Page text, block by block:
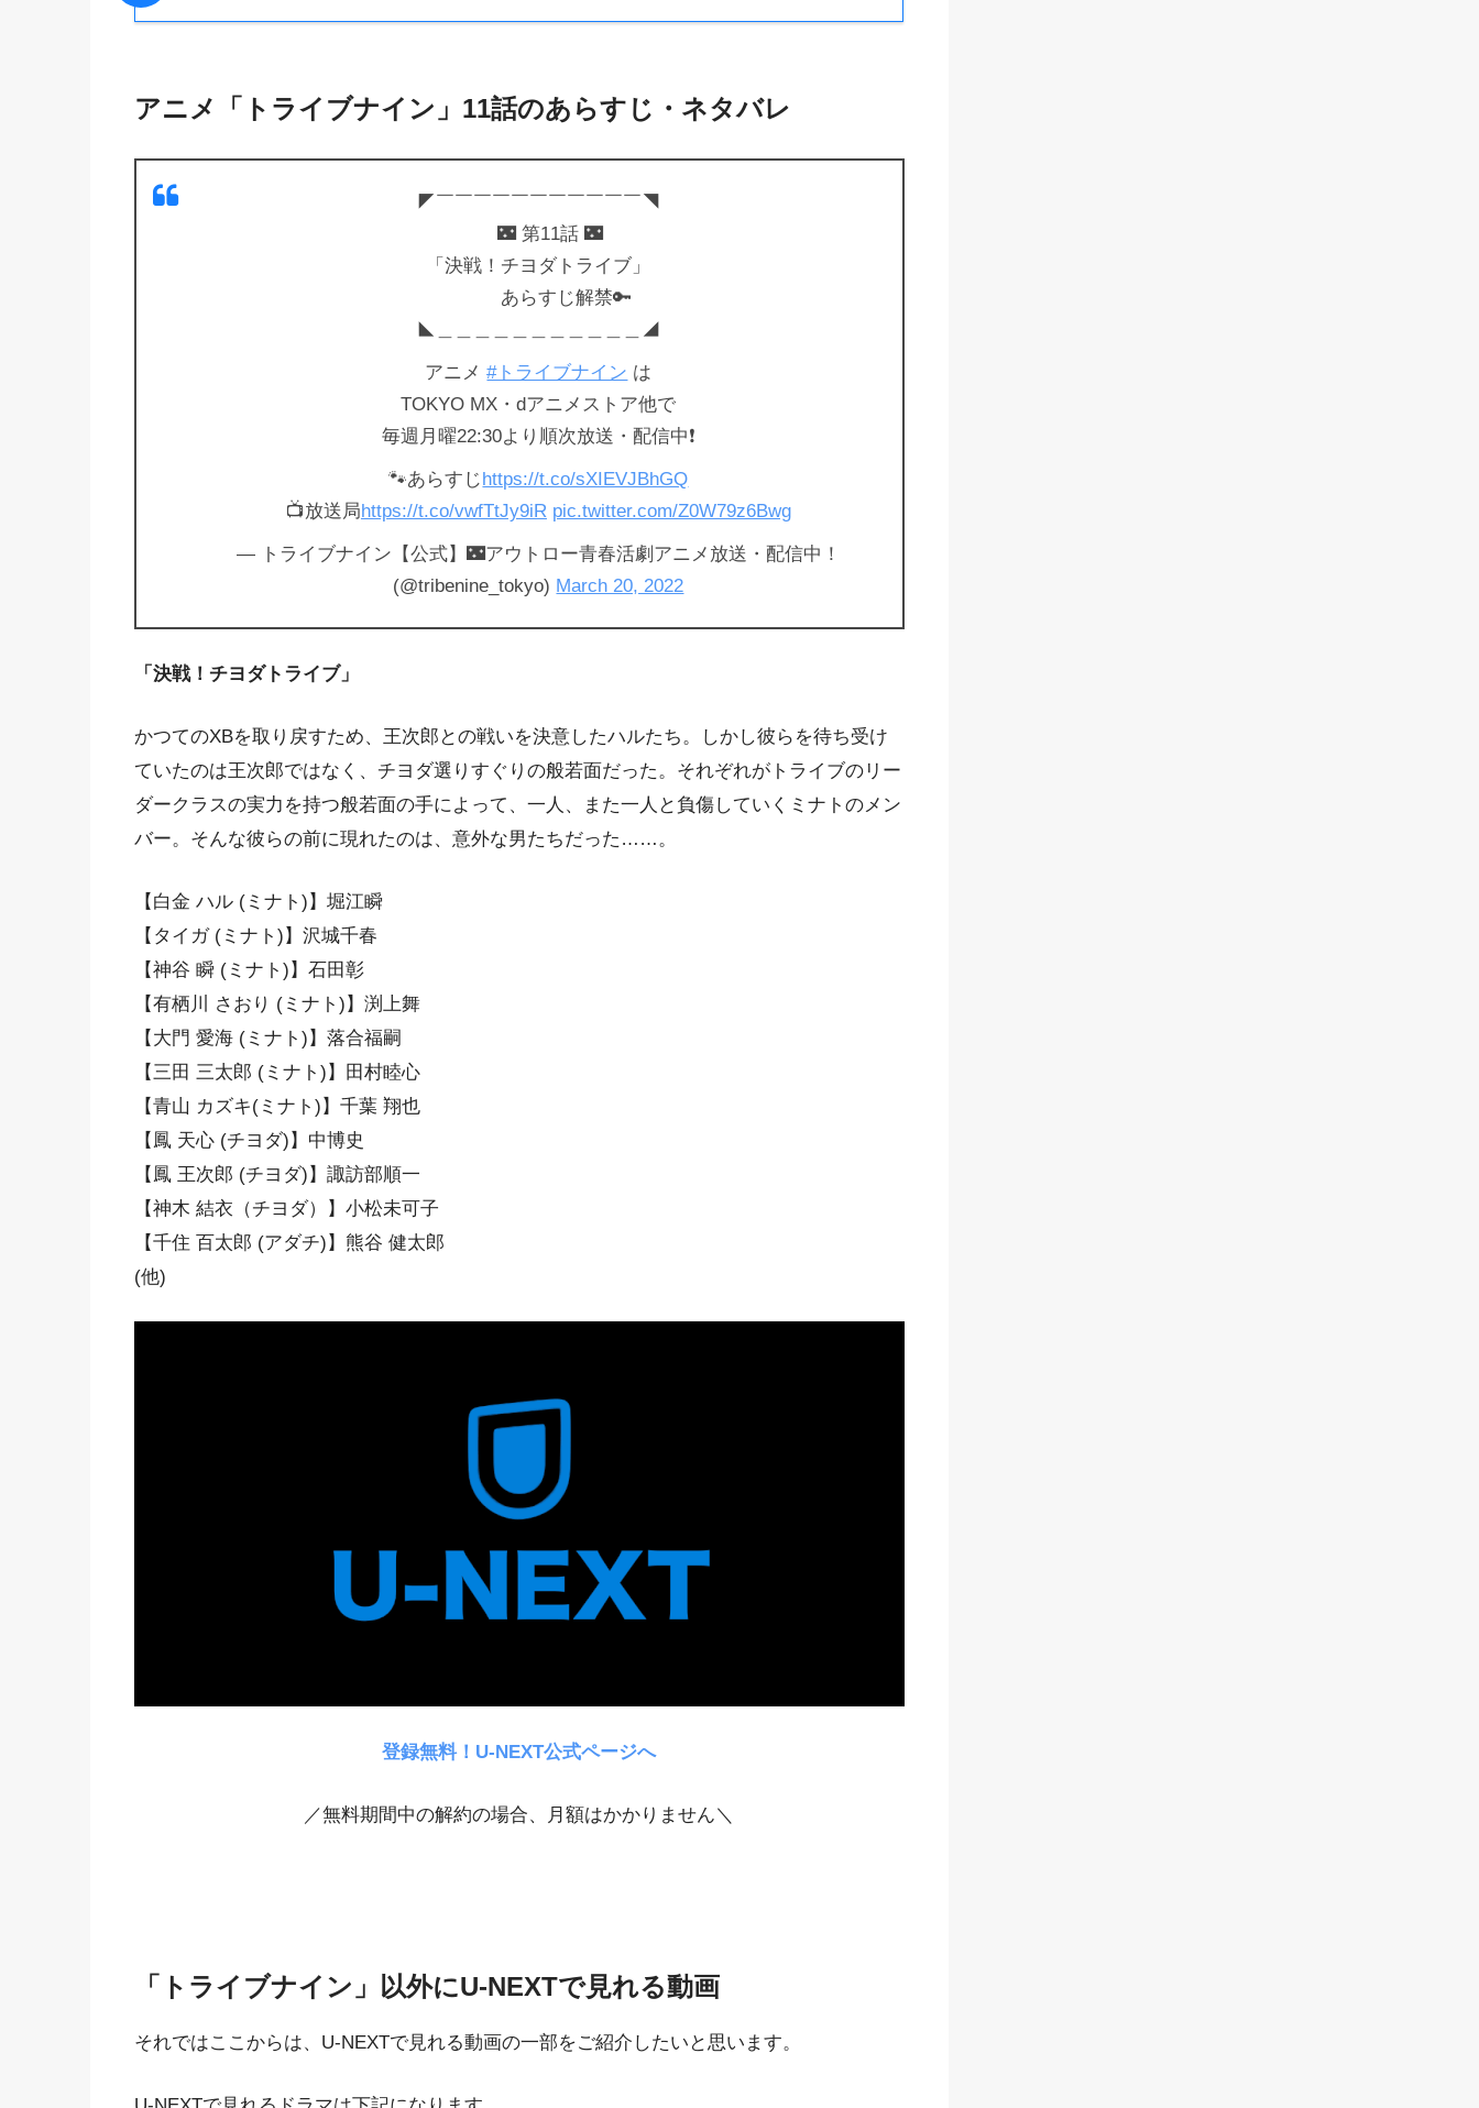
アニメ「トライブナイン」11話のあらすじ・ネタバレ
◤￣￣￣￣￣￣￣￣￣￣￣◥
🌃 第11話 🌃
「決戦！チヨダトライブ」
あらすじ解禁🔑
◣＿＿＿＿＿＿＿＿＿＿＿◢
アニメ#トライブナイン は
TOKYO MX・dアニメストア他で
毎週月曜22:30より順次放送・配信中❗️
🐾あらすじhttps://t.co/sXIEVJBhGQ
📺放送局https://t.co/vwfTtJy9iR pic.twitter.com/Z0W79z6Bwg
— トライブナイン【公式】🌃アウトロー青春活劇アニメ放送・配信中！
(@tribenine_tokyo) March 20, 2022
「決戦！チヨダトライブ」
かつてのXBを取り戻すため、王次郎との戦いを決意したハルたち。しかし彼らを待ち受け
ていたのは王次郎ではなく、チヨダ選りすぐりの般若面だった。それぞれがトライブのリー
ダークラスの実力を持つ般若面の手によって、一人、また一人と負傷していくミナトのメン
バー。そんな彼らの前に現れたのは、意外な男たちだった……。
【白金 ハル (ミナト)】堀江瞬
【タイガ (ミナト)】沢城千春
【神谷 瞬 (ミナト)】石田彰
【有栖川 さおり (ミナト)】渕上舞
【大門 愛海 (ミナト)】落合福嗣
【三田 三太郎 (ミナト)】田村睦心
【青山 カズキ(ミナト)】千葉 翔也
【鳳 天心 (チヨダ)】中博史
【鳳 王次郎 (チヨダ)】諏訪部順一
【神木 結衣（チヨダ）】小松未可子
【千住 百太郎 (アダチ)】熊谷 健太郎
(他)
登録無料！U-NEXT公式ページへ
／無料期間中の解約の場合、月額はかかりません＼
「トライブナイン」以外にU-NEXTで見れる動画
それではここからは、U-NEXTで見れる動画の一部をご紹介したいと思います。